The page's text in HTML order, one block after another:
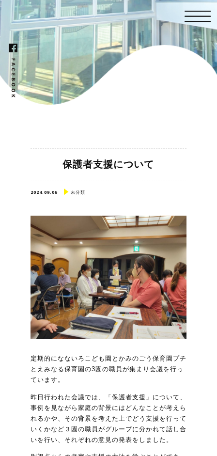
保護者支援について
2024.09.06 未分類
定期的になないろこども園とかみのごう保育園プチ
とえみなる保育園の3園の職員が集まり会議を行っ
ています。
昨日行われた会議では、「保護者支援」について、
事例を見ながら家庭の背景にはどんなことが考えら
れるかや、その背景を考えた上でどう支援を行って
いくかなど３園の職員がグループに分かれて話し合
いを行い、それぞれの意見の発表をしました。